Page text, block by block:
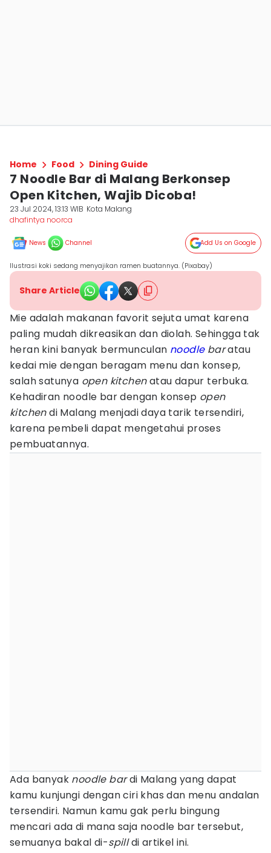
Home Food Dining Guide
7 Noodle Bar di Malang Berkonsep
Open Kitchen, Wajib Dicoba!
23 Jul 2024, 13:13 WIB Kota Malang
dhafintya noorca
News Channel Add Us on Google
Ilustrasi koki sedang menyajikan ramen buatannya. (Pixabay)
Share Article
Mie adalah makanan favorit sejuta umat karena
paling mudah dikreasikan dan diolah. Sehingga tak
heran kini banyak bermunculan noodlebaratau
kedai mie dengan beragam menu dan konsep,
salah satunya open kitchenatau dapur terbuka.
Kehadiran noodle bar dengan konsep open
kitchendi Malang menjadi daya tarik tersendiri,
karena pembeli dapat mengetahui proses
pembuatannya.
Ada banyak noodle bardi Malang yang dapat
kamu kunjungi dengan ciri khas dan menu andalan
tersendiri. Namun kamu gak perlu bingung
mencari ada di mana saja noodle bar tersebut,
semuanya bakal di-spilldi artikel ini.